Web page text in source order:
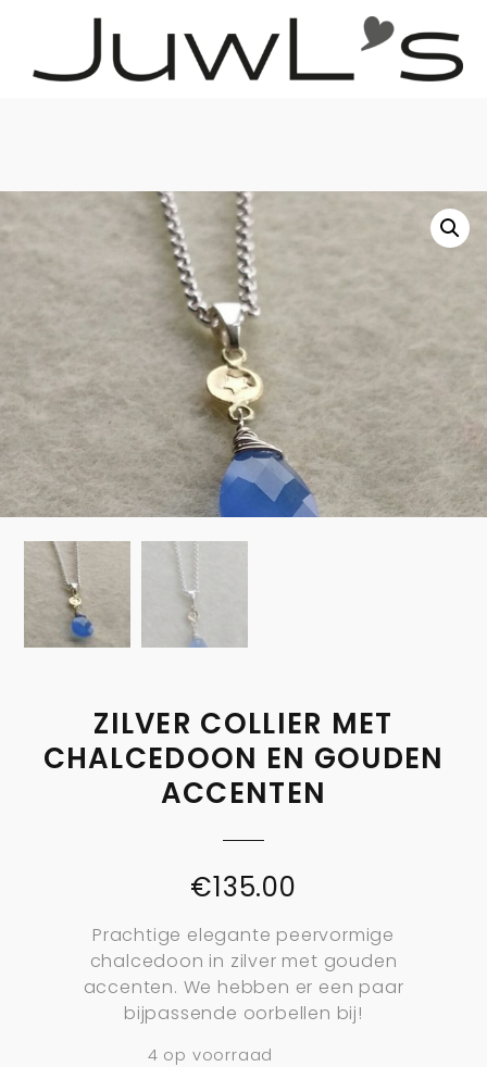
ZILVER COLLIER MET
CHALCEDOON EN GOUDEN
ACCENTEN
€135.00
Prachtige elegante peervormige
chalcedoon in zilver met gouden
accenten. We hebben er een paar
bijpassende oorbellen bij!
4 op voorraad